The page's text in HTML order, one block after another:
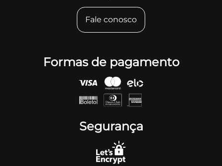
Fale conosco
Formas de pagamento
Segurança